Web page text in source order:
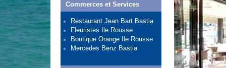
Commerces et Services
Restaurant Jean Bart Bastia
Fleuristes Ile Rousse
Boutique Orange Ile Rousse
Mercedes Benz Bastia